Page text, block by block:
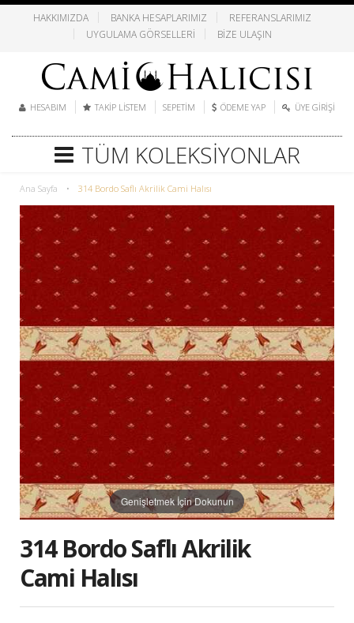
HAKKIMIZDA BANKA HESAPLARIMIZ
REFERANSLARIMIZ
UYGULAMA GÖRSELLERI
BIZE ULAŞIN
HESABIM TAKIP LISTEM SEPETIM ÖDEME YAP ÜYE GIRIŞI
TÜM KOLEKSIYONLAR
Ana Sayfa • 314 Bordo Saflı Akrilik Cami Halısı
Genişletmek İçin Dokunun
314 Bordo Saflı Akrilik
Cami Halısı